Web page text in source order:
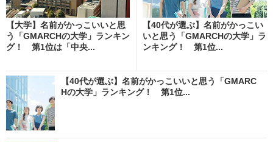
【大学】名前がかっこいいと思
う「GMARCHの大学」ランキン
グ！ 第1位は「中央...
【40代が選ぶ】名前がかっこい
いと思う「GMARCHの大学」ラ
ンキング！ 第1位...
【40代が選ぶ】名前がかっこいいと思う「GMARC
Hの大学」ランキング！ 第1位...